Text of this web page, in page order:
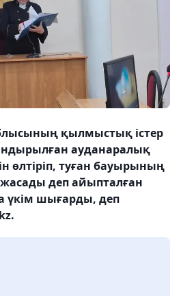
қылмыстық істер
ауданаралық
өлтіріп, туған бауырының
деп айыпталған
үкім шығарды, деп